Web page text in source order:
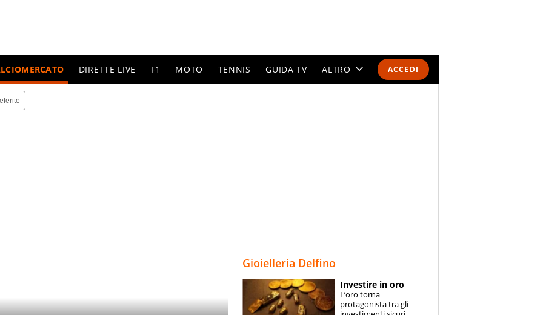
ACCEDI
DIRETTE LIVE F1 MOTO TENNIS GUIDA TV ALTRO
SPECIALI
Gioielleria Delfino
Investire in oro
L’oro torna
protagonista tra gli